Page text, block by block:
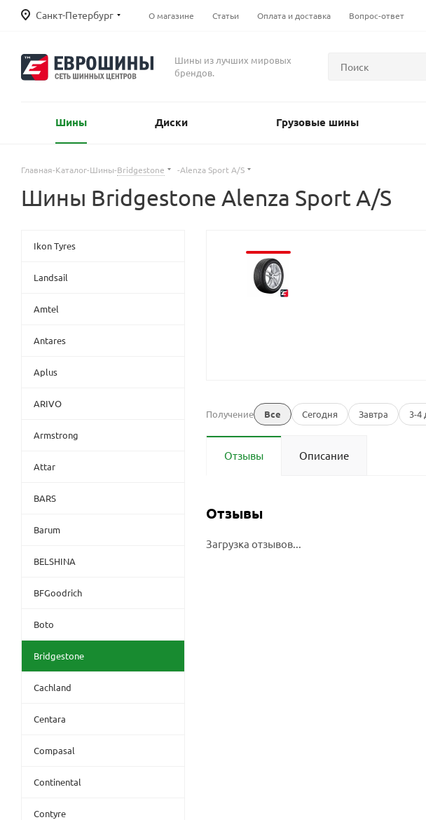
Санкт-Петербург О магазине Статьи Оплата и доставка Вопрос-ответ
Шины из лучших мировых
брендов.
Шины Диски Грузовые шины
Главная-Каталог-Шины-Bridgestone -Alenza Sport A/S
Шины Bridgestone Alenza Sport A/S
Получение Все Сегодня Завтра 3-4
Отзывы Описание
Отзывы
Загрузка отзывов...
Ikon Tyres
Landsail
Amtel
Antares
Aplus
ARIVO
Armstrong
Attar
BARS
Barum
BELSHINA
BFGoodrich
Boto
Bridgestone
Cachland
Centara
Compasal
Continental
Contyre